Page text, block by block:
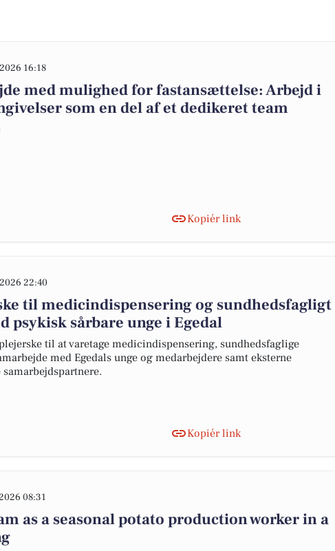
16:18
med mulighed for fastansættelse: Arbejd i
som en del af et dedikeret team
Kopiér link
22:40
til medicindispensering og sundhedsfagligt
psykisk sårbare unge i Egedal
til at varetage medicindispensering, sundhedsfaglige
med Egedals unge og medarbejdere samt eksterne
Kopiér link
08:31
as a seasonal potato production worker in a